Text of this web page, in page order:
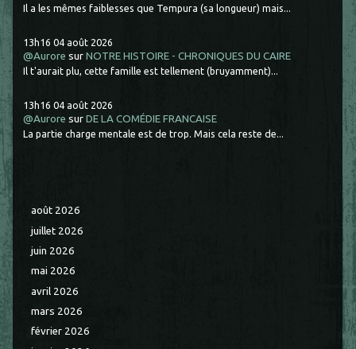
Il a les mêmes faiblesses que Tempura (sa longueur) mais...
13h16 04 août 2026
@Aurore surNOTRE HISTOIRE - CHRONIQUES DU CAIRE
Il t'aurait plu, cette famille est tellement (bruyamment)...
13h16 04 août 2026
@Aurore surDE LA COMÉDIE FRANCAISE
La partie charge mentale est de trop. Mais cela reste de...
août 2026
juillet 2026
juin 2026
mai 2026
avril 2026
mars 2026
février 2026